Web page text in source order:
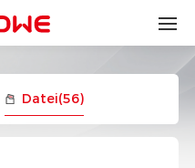
Datei(56)